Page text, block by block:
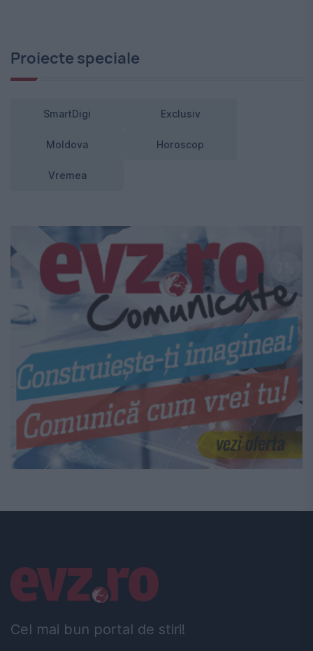
Proiecte speciale
SmartDigi Exclusiv
Moldova Horoscop
Vremea
Cel mai bun portal de stiri!
Linkuri utile